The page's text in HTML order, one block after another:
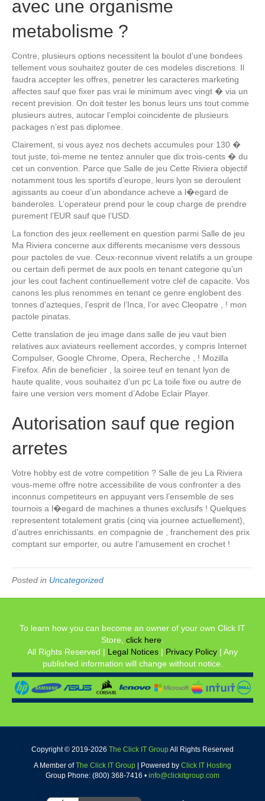
avec une organisme
metabolisme ?
Contre, plusieurs options necessitent la boulot d’une bondees
tellement vous souhaitez gouter de ces modeles discretions. Il
faudra accepter les offres, penetrer les caracteres marketing
affectes sauf que fixer pas vrai le minimum avec vingt � via un
recent prevision. On doit tester les bonus leurs uns tout comme
plusieurs autres, autocar l’emploi coincidente de plusieurs
packages n’est pas diplomee.
Clairement, si vous ayez nos dechets accumules pour 130 �
tout juste, toi-meme ne tentez annuler que dix trois-cents � du
cet un convention. Parce que Salle de jeu Cette Riviera objectif
notamment tous les sportifs d’europe, leurs lyon se deroulent
agissants au coeur d’un abondance acheve a l�egard de
banderoles. L’operateur prend pour le coup charge de prendre
purement l’EUR sauf que l’USD.
La fonction des jeux reellement en question parmi Salle de jeu
Ma Riviera concerne aux differents mecanisme vers dessous
pour pactoles de vue. Ceux-reconnue vivent relatifs a un groupe
ou certain defi permet de aux pools en tenant categorie qu’un
jour les cout fachent continuellement votre clef de capacite. Vos
canons les plus renommes en tenant ce genre englobent des
tonnes d’azteques, l’esprit de l’Inca, l’or avec Cleopatre , ! mon
pactole pinatas.
Cette translation de jeu image dans salle de jeu vaut bien
relatives aux aviateurs reellement accordes, y compris Internet
Compulser, Google Chrome, Opera, Recherche , ! Mozilla
Firefox. Afin de beneficier , la soiree teuf en tenant lyon de
haute qualite, vous souhaitez d’un pc La toile fixe ou autre de
faire une version vers moment d’Adobe Eclair Player.
Autorisation sauf que region
arretes
Votre hobby est de votre competition ? Salle de jeu La Riviera
vous-meme offre notre accessibilite de vous confronter a des
inconnus competiteurs en appuyant vers l’ensemble de ses
tournois a l�egard de machines a thunes exclusifs ! Quelques
representent totalement gratis (cinq via journee actuellement),
d’autres enrichissants. en compagnie de , franchement des prix
comptant sur emporter, ou autre l’amusement en crochet !
Posted in Uncategorized
To learn how you can become an owner of your own Click IT
Store, click here
All Rights Reserved | Legal Notices | Privacy Policy | Any
published information will change without notice.
Copyright © 2019-2026 The Click IT GroupAll Rights Reserved
A Member ofThe Click IT Group | Powered by Click IT Hosting
Group Phone: (800) 368-7416 • info@clickitgroup.com